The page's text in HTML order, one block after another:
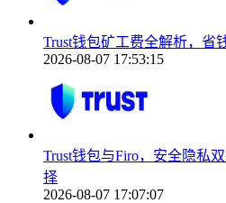
Trust钱包矿工费全解析，省
2026-08-07 17:53:15
Trust钱包与Firo，安全隐私
择
2026-08-07 17:07:07